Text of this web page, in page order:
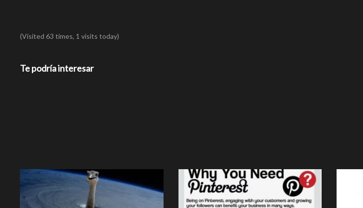
(Visited 63 times, 1 visits today)
Te podría interesar